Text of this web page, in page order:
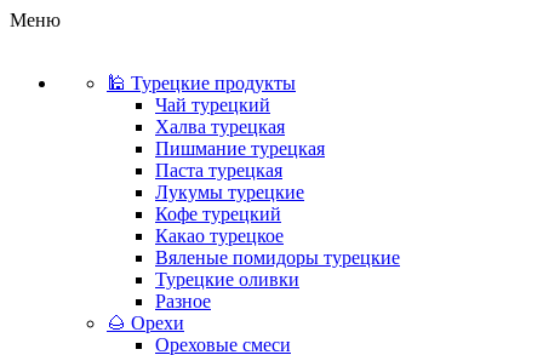
Меню
🕌 Турецкие продукты
Чай турецкий
Халва турецкая
Пишмание турецкая
Паста турецкая
Лукумы турецкие
Кофе турецкий
Какао турецкое
Вяленые помидоры турецкие
Турецкие оливки
Разное
🌰 Орехи
Ореховые смеси